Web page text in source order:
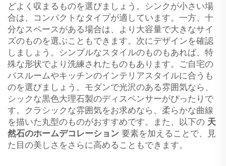
どよく収まるものを選びましょう。シンクが小さい場
合は、コンパクトなタイプが適しています。一方、十
分なスペースがある場合は、より大容量で大きなサイ
ズのものを選ぶこともできます。次にデザインを確認
しましょう。シンプルなスタイルのものもあれば、特
殊な形状でより洗練されたものもあります。ご自宅の
バスルームやキッチンのインテリアスタイルに合うも
のを選びましょう。モダンで光沢のある雰囲気なら、
シックな黒色大理石製のディスペンサーがぴったりで
す。クラシックな雰囲気をお求めなら、柔らかな曲線
を描いた丸型のものがおすすめです。また、以下の 天
然石のホームデコレーション 要素を加えることで、見
た目の美しさをさらに高めることもできます。